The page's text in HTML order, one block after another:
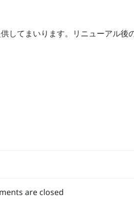
してまいります。リニューアル後
navigation
are closed